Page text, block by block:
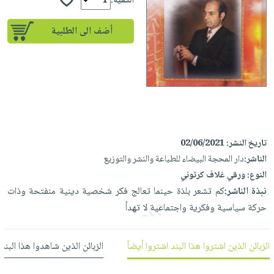
إختياراتنا
كتب
أكاديمية
صندوق
القراءة
iKitab
بلا
حدود
أسئلة
يتكرر
iKitab
على
Android
تحميل
iKitab
على
Apple
أسئلة
يتكرر
طرحها
تحميل
masmu3
masmu3
على
Apple
المواضيع
الأكثر
مبيعاً
وسائل
تعليمية
جوائز
تعليمية
الصحة
والعناية
الشخصية
أجهزة
العناية
الشخصية
العناية
وتصفيف
الشعر
العناية
بالجسم
المطبخ
والسفرة
جديد
الكل
أدوات
الهدايا
أقسام
أضف الى الطلبية
تاريخ النشر:02/06/2021
الناشر:دار المحجة البيضاء للطباعة والنشر والتوزيع
النوع:ورقي غلاف كرتوني
نبذة الناشر:كم تشعر بلذة حينما تعالج فكر شخصية دينية منفتحة وذات
حركة سياسية وفكرية واجتماعية لا تهدأ
الزبائن الذين اشتروا هذا البند اشتروا أيضاً الزبائن الذين شاهدوا هذا